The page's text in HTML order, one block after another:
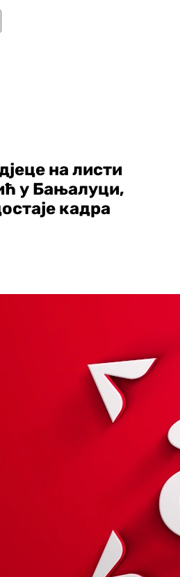
на листи
у Бањалуци,
кадра